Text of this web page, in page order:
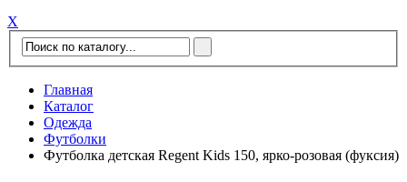
Х
Главная
Каталог
Одежда
Футболки
Футболка детская Regent Kids 150, ярко-розовая (фуксия)